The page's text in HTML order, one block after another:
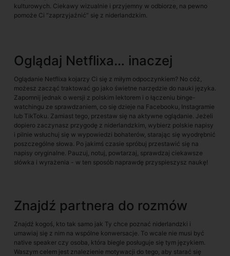
kulturowych. Ciekawy wizualnie i przyjemny w odbiorze, na pewno
pomoże Ci “zaprzyjaźnić” się z niderlandzkim.
Oglądaj Netflixa… inaczej
Oglądanie Netflixa kojarzy Ci się z miłym odpoczynkiem? No cóż,
możesz zacząć traktować go jako świetne narzędzie do nauki języka.
Zapomnij jednak o wersji z polskim lektorem i o łączeniu binge-
watchingu ze sprawdzaniem, co się dzieje na Facebooku, Instagramie
lub TikToku. Zamiast tego, przestaw się na aktywne oglądanie. Jeżeli
dopiero zaczynasz przygodę z niderlandzkim, wybierz polskie napisy
i pilnie wsłuchuj się w wypowiedzi bohaterów, starając się wyodrębnić
poszczególne słowa. Po jakimś czasie spróbuj przestawić się na
napisy oryginalne. Pauzuj, notuj, powtarzaj, sprawdzaj ciekawsze
słówka i wyrażenia - w ten sposób naprawdę przyspieszysz naukę!
Znajdź partnera do rozmów
Znajdź kogoś, kto tak samo jak Ty chce poznać niderlandzki i
umawiaj się z nim na wspólne konwersacje. To wcale nie musi być
native speaker czy osoba, która biegle posługuje się tym językiem.
Waszym celem jest znalezienie motywacji do tego, aby starać się